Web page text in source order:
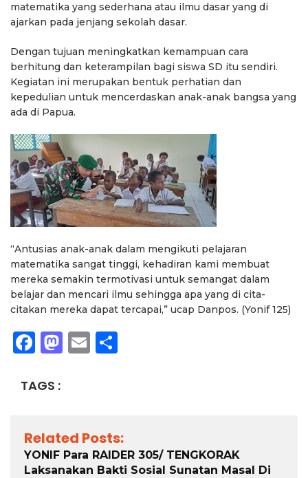
matematika yang sederhana atau ilmu dasar yang di
ajarkan pada jenjang sekolah dasar.
Dengan tujuan meningkatkan kemampuan cara
berhitung dan keterampilan bagi siswa SD itu sendiri.
Kegiatan ini merupakan bentuk perhatian dan
kepedulian untuk mencerdaskan anak-anak bangsa yang
ada di Papua.
“Antusias anak-anak dalam mengikuti pelajaran
matematika sangat tinggi, kehadiran kami membuat
mereka semakin termotivasi untuk semangat dalam
belajar dan mencari ilmu sehingga apa yang di cita-
citakan mereka dapat tercapai,” ucap Danpos. (Yonif 125)
Facebook
Mastodon
Email
TAGS :
Related Posts:
YONIF Para RAIDER 305/ TENGKORAK
Laksanakan Bakti Sosial Sunatan Masal Di